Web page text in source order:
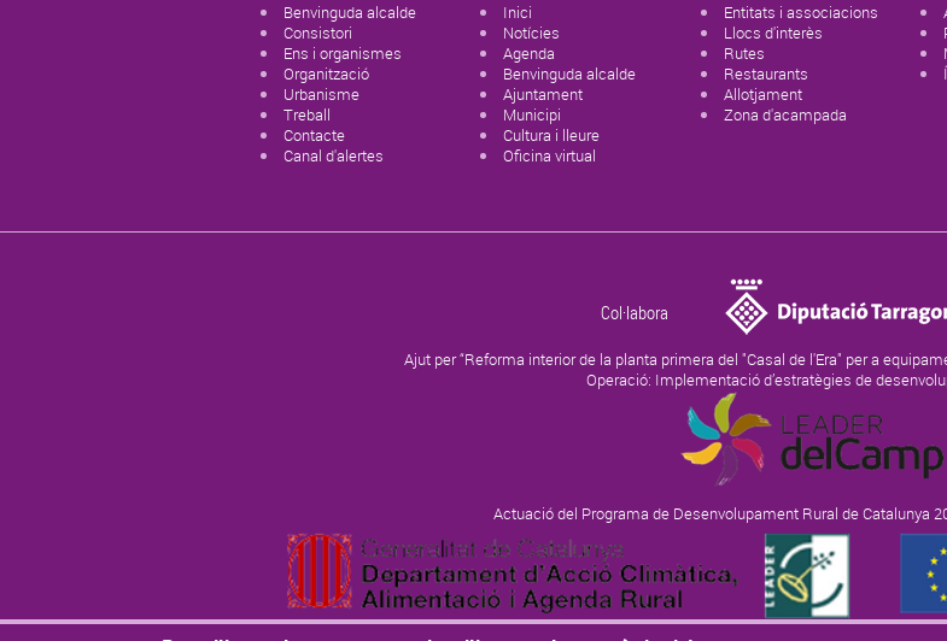
Benvinguda alcalde
Consistori
Ens i organismes
Organització
Urbanisme
Treball
Contacte
Canal d'alertes
Inici
Notícies
Agenda
Benvinguda alcalde
Ajuntament
Municipi
Cultura i lleure
Oficina virtual
Entitats i associacions
Llocs d'interès
Rutes
Restaurants
Allotjament
Zona d'acampada
Col·labora
Ajut per “Reforma interior de la planta primera del "Casal de l'Era" per a
Operació: Implementació d’estratègies de
Actuació del Programa de Desenvolupament Rural de Catalunya